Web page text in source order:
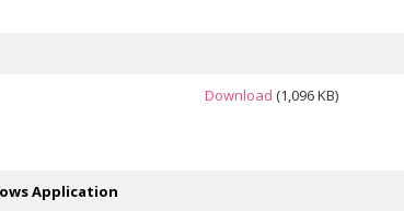
Download (1,096 KB)
Application